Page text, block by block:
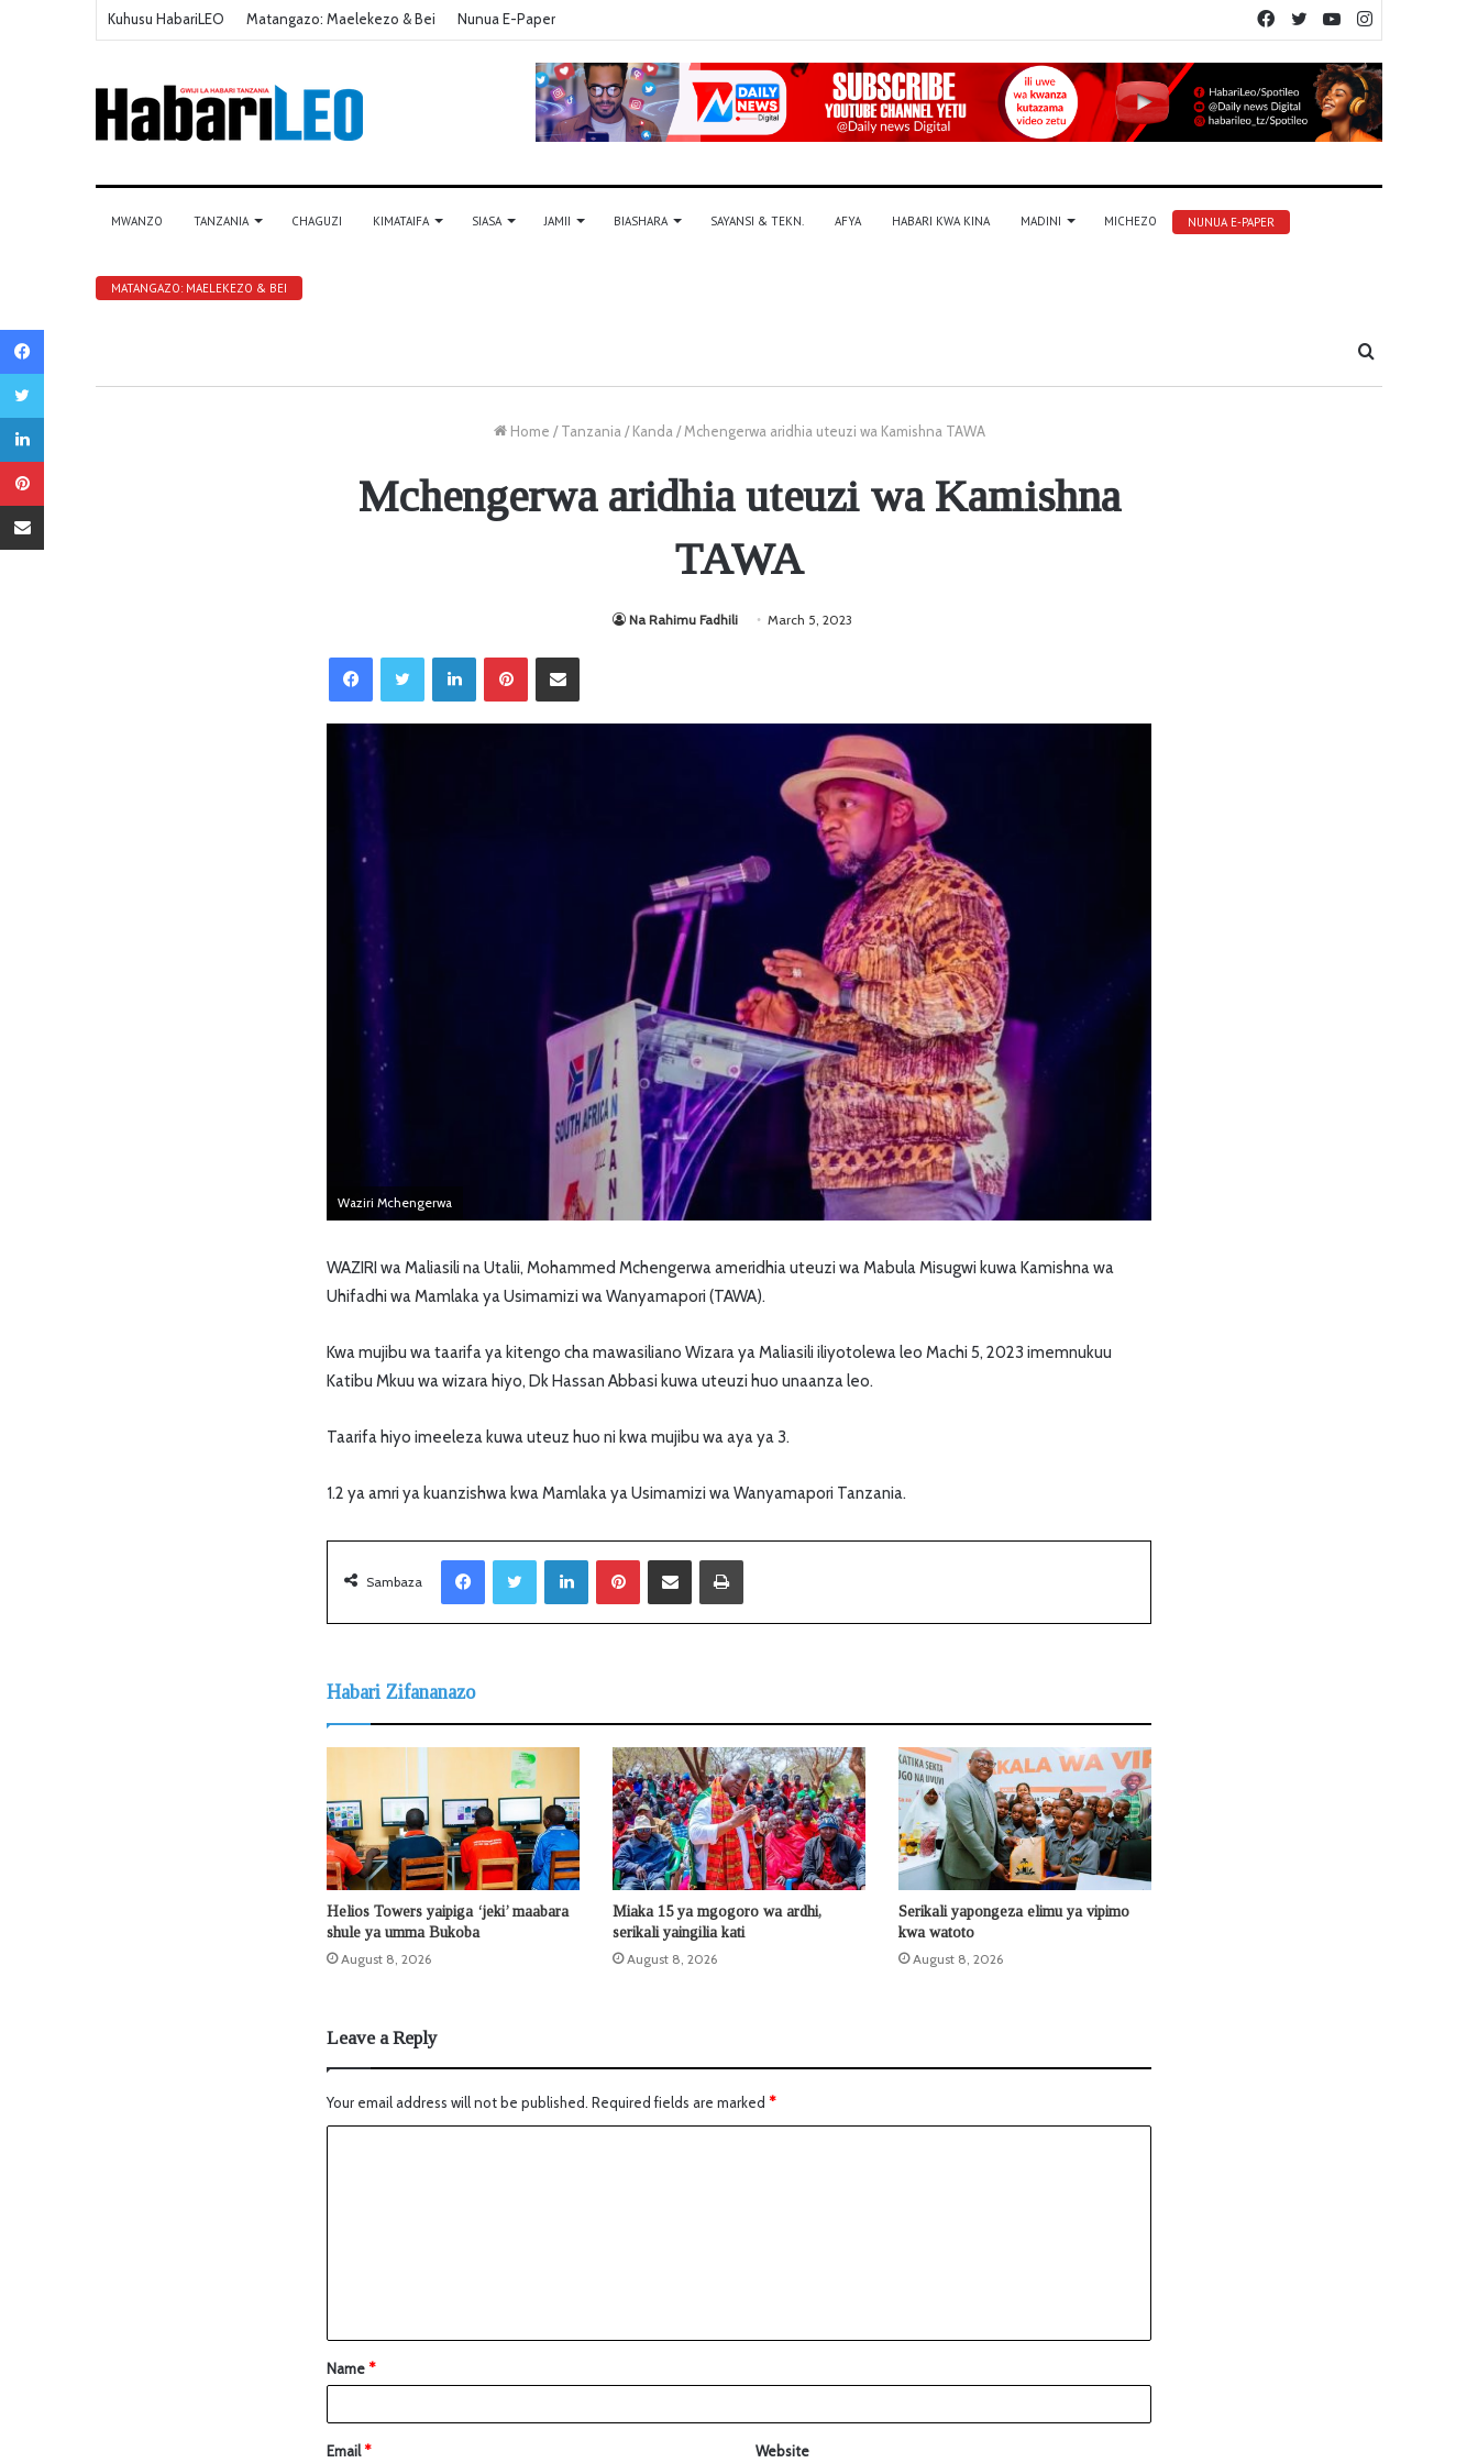
Kuhusu HabariLEO Matangazo: Maelekezo & Bei Nunua E-Paper YouTube
Twitter
Facebook
MWANZO TANZANIA CHAGUZI KIMATAIFA SIASA JAMII BIASHARA SAYANSI & TEKN. AFYA HABARI KWA KINA MADINI MICHEZO NUNUA E-PAPER
MATANGAZO: MAELEKEZO & BEI
Tafuta
Home / Tanzania / Kanda / Mchengerwa aridhia uteuzi wa Kamishna TAWA
Mchengerwa aridhia uteuzi wa Kamishna
TAWA
Na Rahimu Fadhili March 5, 2023
LinkedIn
Waziri Mchengerwa
WAZIRI wa Maliasili na Utalii, Mohammed Mchengerwa ameridhia uteuzi wa Mabula Misugwi kuwa Kamishna wa
Uhifadhi wa Mamlaka ya Usimamizi wa Wanyamapori (TAWA).
Kwa mujibu wa taarifa ya kitengo cha mawasiliano Wizara ya Maliasili iliyotolewa leo Machi 5, 2023 imemnukuu
Katibu Mkuu wa wizara hiyo, Dk Hassan Abbasi kuwa uteuzi huo unaanza leo.
Taarifa hiyo imeeleza kuwa uteuz huo ni kwa mujibu wa aya ya 3.
1.2 ya amri ya kuanzishwa kwa Mamlaka ya Usimamizi wa Wanyamapori Tanzania.
Sambaza
LinkedIn Sambaza kupitia barua pepe
Habari Zifananazo
Helios Towers yaipiga ‘jeki’ maabara
shule ya umma Bukoba
August 8, 2026
Miaka 15 ya mgogoro wa ardhi,
serikali yaingilia kati
August 8, 2026
Serikali yapongeza elimu ya vipimo
kwa watoto
August 8, 2026
Leave a Reply
Your email address will not be published. Required fields are marked *
Name*
Email* Website